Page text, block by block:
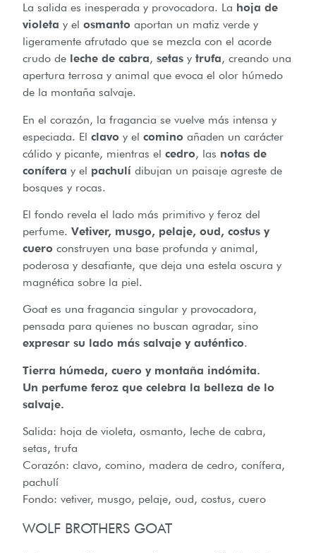
La salida es inesperada y provocadora. La hoja de
violeta y el osmanto aportan un matiz verde y
ligeramente afrutado que se mezcla con el acorde
crudo de leche de cabra, setas y trufa, creando una
apertura terrosa y animal que evoca el olor húmedo
de la montaña salvaje.
En el corazón, la fragancia se vuelve más intensa y
especiada. El clavo y el comino añaden un carácter
cálido y picante, mientras el cedro, las notas de
conífera y el pachulí dibujan un paisaje agreste de
bosques y rocas.
El fondo revela el lado más primitivo y feroz del
perfume. Vetiver, musgo, pelaje, oud, costus y
cuero construyen una base profunda y animal,
poderosa y desafiante, que deja una estela oscura y
magnética sobre la piel.
Goat es una fragancia singular y provocadora,
pensada para quienes no buscan agradar, sino
expresar su lado más salvaje y auténtico.
Tierra húmeda, cuero y montaña indómita.
Un perfume feroz que celebra la belleza de lo
salvaje.
Salida: hoja de violeta, osmanto, leche de cabra,
setas, trufa
Corazón: clavo, comino, madera de cedro, conífera,
pachulí
Fondo: vetiver, musgo, pelaje, oud, costus, cuero
WOLF BROTHERS GOAT